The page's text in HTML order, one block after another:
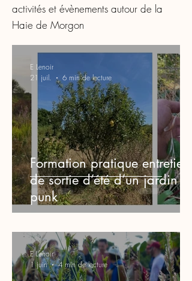
activités et évènements autour de la
Haie de Morgon
Formation pratique entretien
de sortie d’été d’un jardin
punk
E Lenoir
21 juil.
6 min de lecture
E Lenoir
1 juin
4 min de lecture